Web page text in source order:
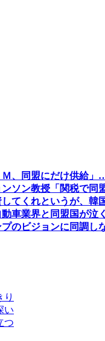
、同盟にだけ供給
ソン教授「関税で同
てくれというが、韓
動車業界と同盟国が
のビジョンに同調し
り
い
つ